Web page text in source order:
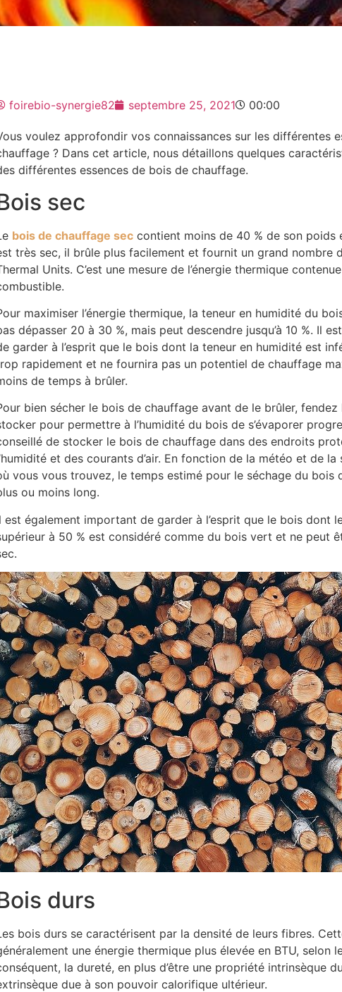
foirebio-synergie82 septembre 25, 2021 00:00
voulez approfondir vos connaissances sur les différentes
? Dans cet article, nous détaillons quelques
différentes essences de bois de chauffage.
sec
bois de chauffage sec contient moins de 40 % de son poids
très sec, il brûle plus facilement et fournit un grand nombre
Units. C’est une mesure de l’énergie thermique
maximiser l’énergie thermique, la teneur en humidité du
dépasser 20 à 30 %, mais peut descendre jusqu’à 10 %. Il
garder à l’esprit que le bois dont la teneur en humidité est
rapidement et ne fournira pas un potentiel de chauffage
de temps à brûler.
bien sécher le bois de chauffage avant de le brûler,
pour permettre à l’humidité du bois de s’évaporer
de stocker le bois de chauffage dans des endroits
et des courants d’air. En fonction de la météo et de
vous vous trouvez, le temps estimé pour le séchage du bois
ou moins long.
est également important de garder à l’esprit que le bois dont
à 50 % est considéré comme du bois vert et ne peut
durs
bois durs se caractérisent par la densité de leurs fibres.
une énergie thermique plus élevée en BTU, selon
la dureté, en plus d’être une propriété intrinsèque
due à son pouvoir calorifique ultérieur.